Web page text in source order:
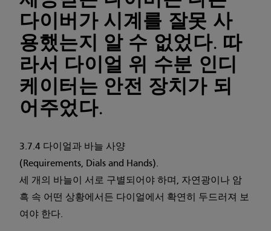
다이버가 시계를 잘못 사
용했는지 알 수 없었다. 따
라서 다이얼 위 수분 인디
케이터는 안전 장치가 되
어주었다.
3.7.4 다이얼과 바늘 사양
(Requirements, Dials and Hands).
세 개의 바늘이 서로 구별되어야 하며, 자연광이나 암
흑 속 어떤 상황에서든 다이얼에서 확연히 두드러져 보
여야 한다.